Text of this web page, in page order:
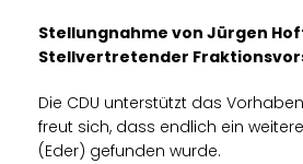
Stellungnahme von Jürgen
Stellvertretender
Die CDU unterstützt das
freut sich, dass endlich ein
(Eder) gefunden wurde.